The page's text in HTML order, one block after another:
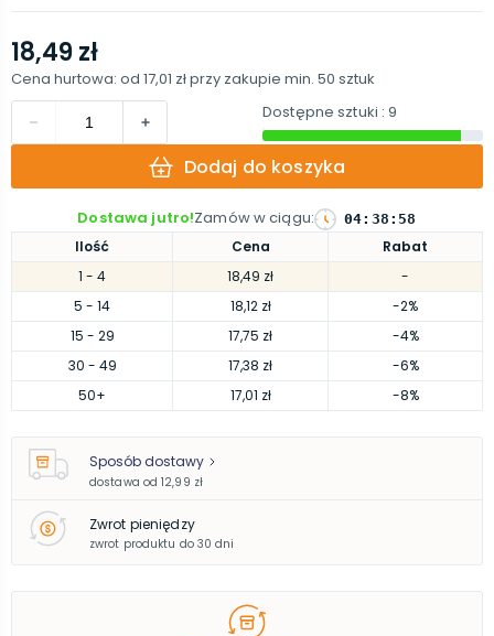
Ilość Cena
Rabat
1 - 4 18,49 zł
-
5 - 14 18,12 zł
-2%
15 - 29 17,75 zł
-4%
30 - 49 17,38 zł
-6%
50+ 17,01 zł -8%
18,49 zł
Cena hurtowa: od 17,01 złprzy zakupie min. 50 sztuk
Dostępne sztuki : 9
Dodaj do koszyka
Dostawa jutro!Zamów w ciągu: 04: 38 : 57
Sposób dostawy
dostawa od 12,99 zł
Zwrot pieniędzy
zwrot produktu do 30 dni